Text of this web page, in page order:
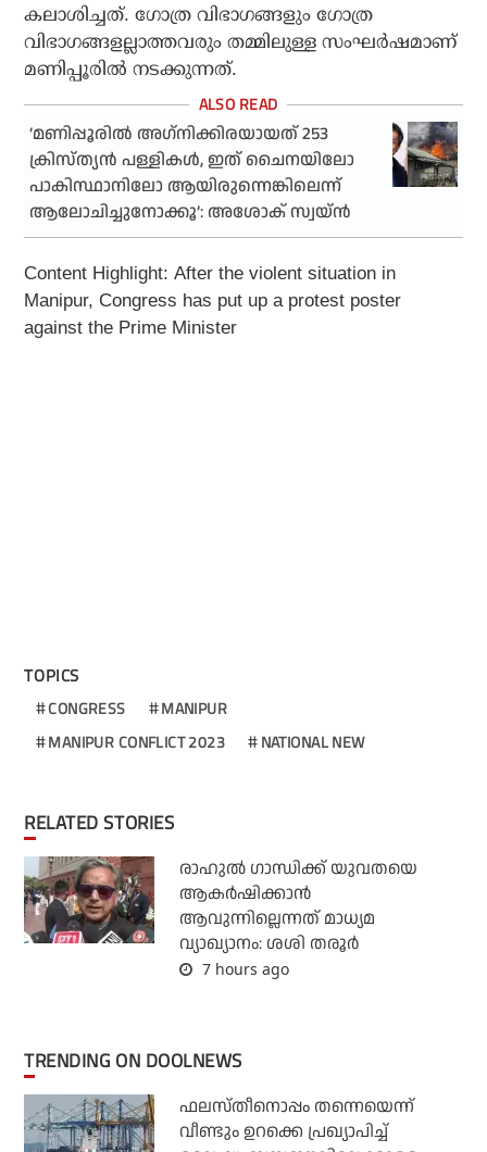
കലാശിച്ചത്. ഗോത്ര വിഭാഗങ്ങളും ഗോത്ര
വിഭാഗങ്ങളല്ലാത്തവരും തമ്മിലുള്ള സംഘര്‍ഷമാണ്
മണിപ്പൂരില്‍ നടക്കുന്നത്.
‘മണിപ്പൂരില്‍ അഗ്‌നിക്കിരയായത് 253
ക്രിസ്ത്യന്‍ പള്ളികള്‍, ഇത് ചൈനയിലോ
പാകിസ്ഥാനിലോ ആയിരുന്നെങ്കിലെന്ന്
ആലോചിച്ചുനോക്കൂ’: അശോക് സ്വയ്ന്‍
Content Highlight:After the violent situation in
Manipur, Congress has put up a protest poster
against the Prime Minister
TOPICS
CONGRESS
MANIPUR
MANIPUR CONFLICT 2023
NATIONAL NEW
RELATED STORIES
രാഹുല്‍ ഗാന്ധിക്ക് യുവതയെ
ആകര്‍ഷിക്കാന്‍
ആവുന്നില്ലെന്നത് മാധ്യമ
വ്യാഖ്യാനം: ശശി തരൂര്‍
7 hours ago
TRENDING ON DOOLNEWS
ഫലസ്തീനൊപ്പം തന്നെയെന്ന്
വീണ്ടും ഉറക്കെ പ്രഖ്യാപിച്ച്